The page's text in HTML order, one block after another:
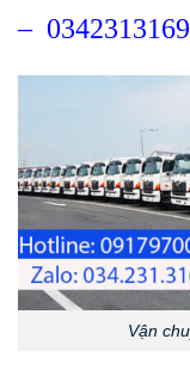
– 0342313169
Vận